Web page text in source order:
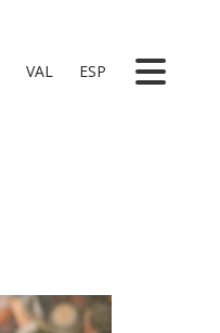
VAL ESP